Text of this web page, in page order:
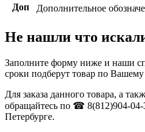
Доп
Дополнительное
Не нашли что
Заполните форму ниже и наши
сроки подберут товар по Вашему
Для заказа данного товара, а
обращайтесь по ☎ 8(812)904-
Петербурге.